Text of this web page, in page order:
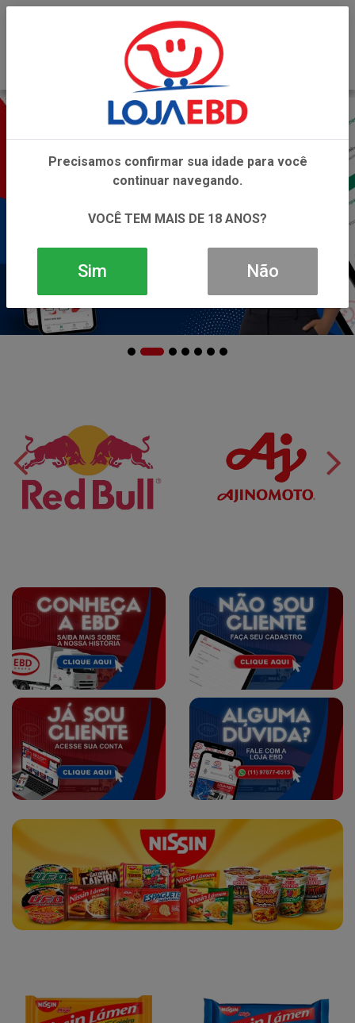
Precisamos confirmar sua idade para você
continuar navegando.
VOCÊ TEM MAIS DE 18 ANOS?
Sim Não